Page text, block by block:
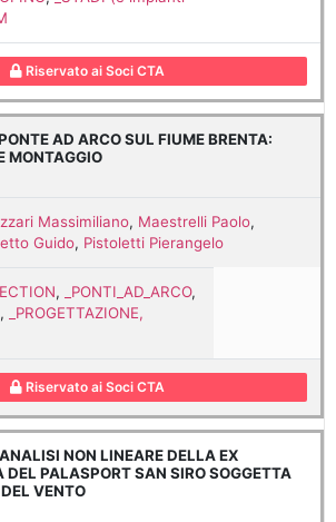
Riservato ai Soci CTA
AD ARCO SUL FIUME BRENTA:
MONTAGGIO
Massimiliano, Maestrelli Paolo,
Guido, Pistoletti Pierangelo
, _PONTI_AD_ARCO,
,
_PROGETTAZIONE,
Riservato ai Soci CTA
NON LINEARE DELLA EX
DEL PALASPORT SAN SIRO SOGGETTA
VENTO